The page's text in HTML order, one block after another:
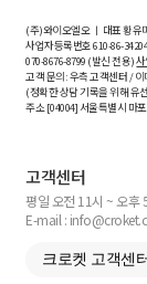
(주)와이오엘오 ㅣ 대표 황유
사업자등록번호610-86-
070-8676-8799 (발신 전용)
고객 문의: 우측 고객센터 /
(정확한 상담 기록을 위해 유
주소 [04004] 서울특별시 마
고객센터
평일 오전 11시 ~ 오후
E-mail :
크로켓 고객센